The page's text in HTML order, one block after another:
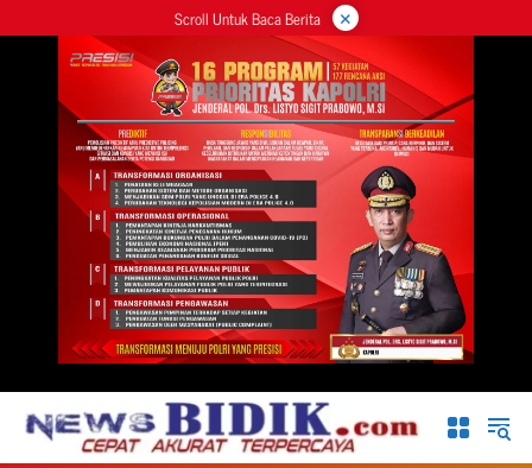
ke
Scroll Untuk Baca Berita ×